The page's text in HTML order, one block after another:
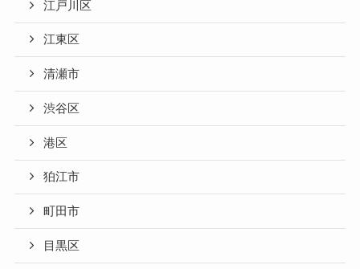
江戸川区
江東区
清瀬市
渋谷区
港区
狛江市
町田市
目黒区